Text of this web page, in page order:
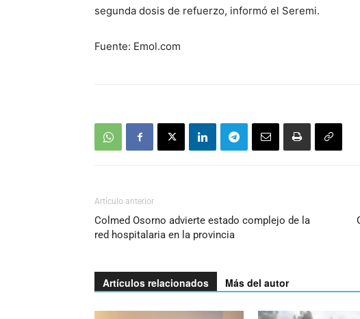
segunda dosis de refuerzo, informó el Seremi.
Fuente: Emol.com
Artículo anterior
Colmed Osorno advierte estado complejo de la
red hospitalaria en la provincia
Artículos relacionados Más del autor